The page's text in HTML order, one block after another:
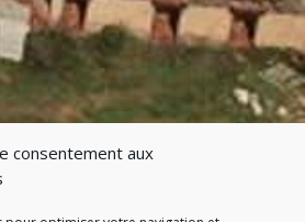
consentement aux